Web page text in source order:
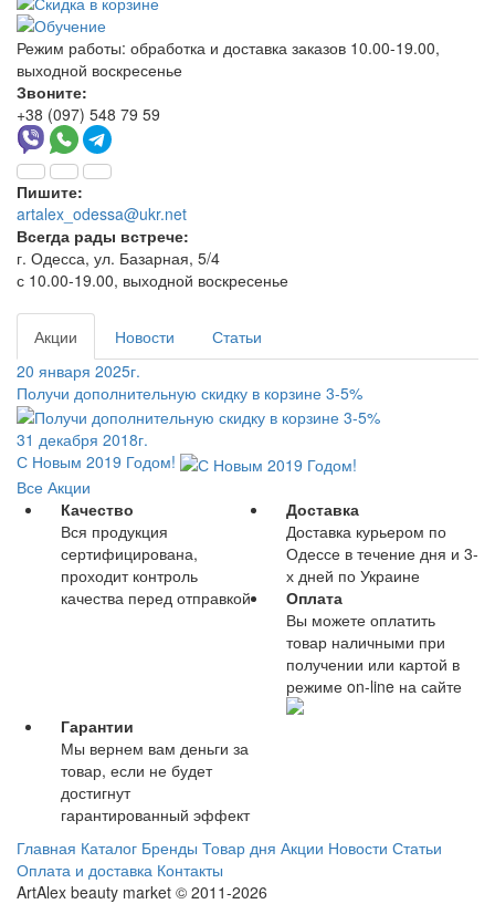
Режим работы: обработка и доставка заказов 10.00-19.00,
выходной воскресенье
Звоните:
+38 (097) 548 79 59
Пишите:
artalex_odessa@ukr.net
Всегда рады встрече:
г. Одесса, ул. Базарная, 5/4
с 10.00-19.00, выходной воскресенье
Акции Новости
Статьи
20 января 2025г.
Получи дополнительную скидку в корзине 3-5%
31 декабря 2018г.
С Новым 2019 Годом!
Все Акции
Качество
Вся продукция
сертифицирована,
проходит контроль
качества перед отправкой
Доставка
Доставка курьером по
Одессе в течение дня и 3-
х дней по Украине
Оплата
Вы можете оплатить
товар наличными при
получении или картой в
режиме on-line на сайте
Гарантии
Мы вернем вам деньги за
товар, если не будет
достигнут
гарантированный эффект
Главная Каталог Бренды Товар дня Акции Новости Статьи
Оплата и доставка Контакты
ArtAlex beauty market © 2011-2026